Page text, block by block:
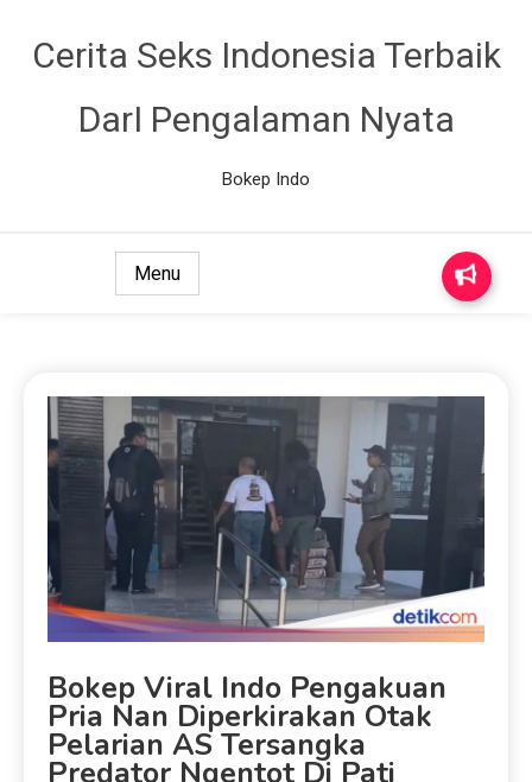
Cerita Seks Indonesia Terbaik
DarI Pengalaman Nyata
Bokep Indo
Menu
Bokep Viral Indo Pengakuan
Pria Nan Diperkirakan Otak
Pelarian AS Tersangka